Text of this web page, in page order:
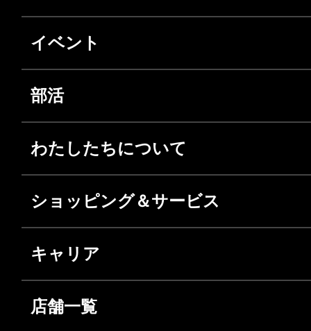
イベント
部活
わたしたちについて
ショッピング＆サービス
キャリア
店舗一覧